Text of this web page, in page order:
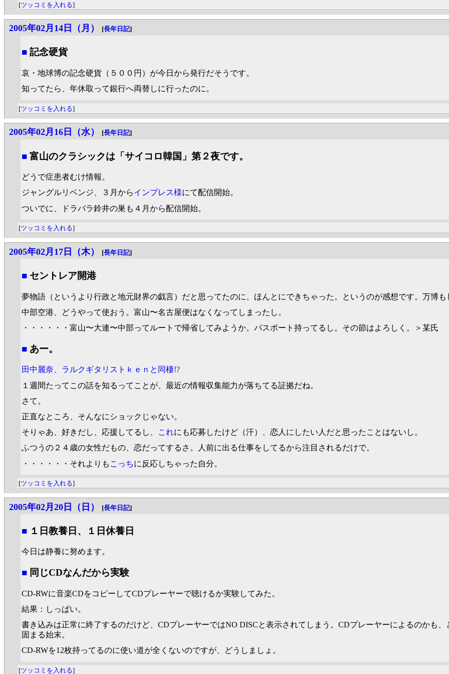
[ツッコミを入れる]
2005年02月14日（月） [長年日記]
■ 記念硬貨
哀・地球博の記念硬貨（５００円）が今日から発行だそうです。
知ってたら、年休取って銀行へ両替しに行ったのに。
[ツッコミを入れる]
2005年02月16日（水） [長年日記]
■ 富山のクラシックは「サイコロ韓国」第２夜です。
どうで症患者むけ情報。
ジャングルリベンジ、３月からインプレス様にて配信開始。
ついでに、ドラバラ鈴井の巣も４月から配信開始。
[ツッコミを入れる]
2005年02月17日（木） [長年日記]
■ セントレア開港
夢物語（というより行政と地元財界の戯言）だと思ってたのに、ほんとにできちゃった。というのが感想です。万博も
中部空港、どうやって使おう。富山〜名古屋便はなくなってしまったし。
・・・・・・富山〜大連〜中部ってルートで帰省してみようか。パスポート持ってるし。その節はよろしく。＞某氏
■ あー。
田中麗奈、ラルクギタリストｋｅｎと同棲!?
１週間たってこの話を知るってことが、最近の情報収集能力が落ちてる証拠だね。
さて。
正直なところ、そんなにショックじゃない。
そりゃあ、好きだし、応援してるし、
これにも応募したけど（汗）、恋人にしたい人だと思ったことはないし。
ふつうの２４歳の女性だもの、恋だってするさ。人前に出る仕事をしてるから注目されるだけで。
・・・・・・それよりも こっちに反応しちゃった自分。
[ツッコミを入れる]
2005年02月20日（日） [長年日記]
■ １日教養日、１日休養日
今日は静養に努めます。
■ 同じCDなんだから実験
CD-RWに音楽CDをコピーしてCDプレーヤーで聴けるか実験してみた。
結果：しっぱい。
書き込みは正常に終了するのだけど、CDプレーヤーではNO DISCと表示されてしまう。CDプレーヤーによるのかも
固まる始末。
CD-RWを12枚持ってるのに使い道が全くないのですが、どうしましょ。
[ツッコミを入れる]